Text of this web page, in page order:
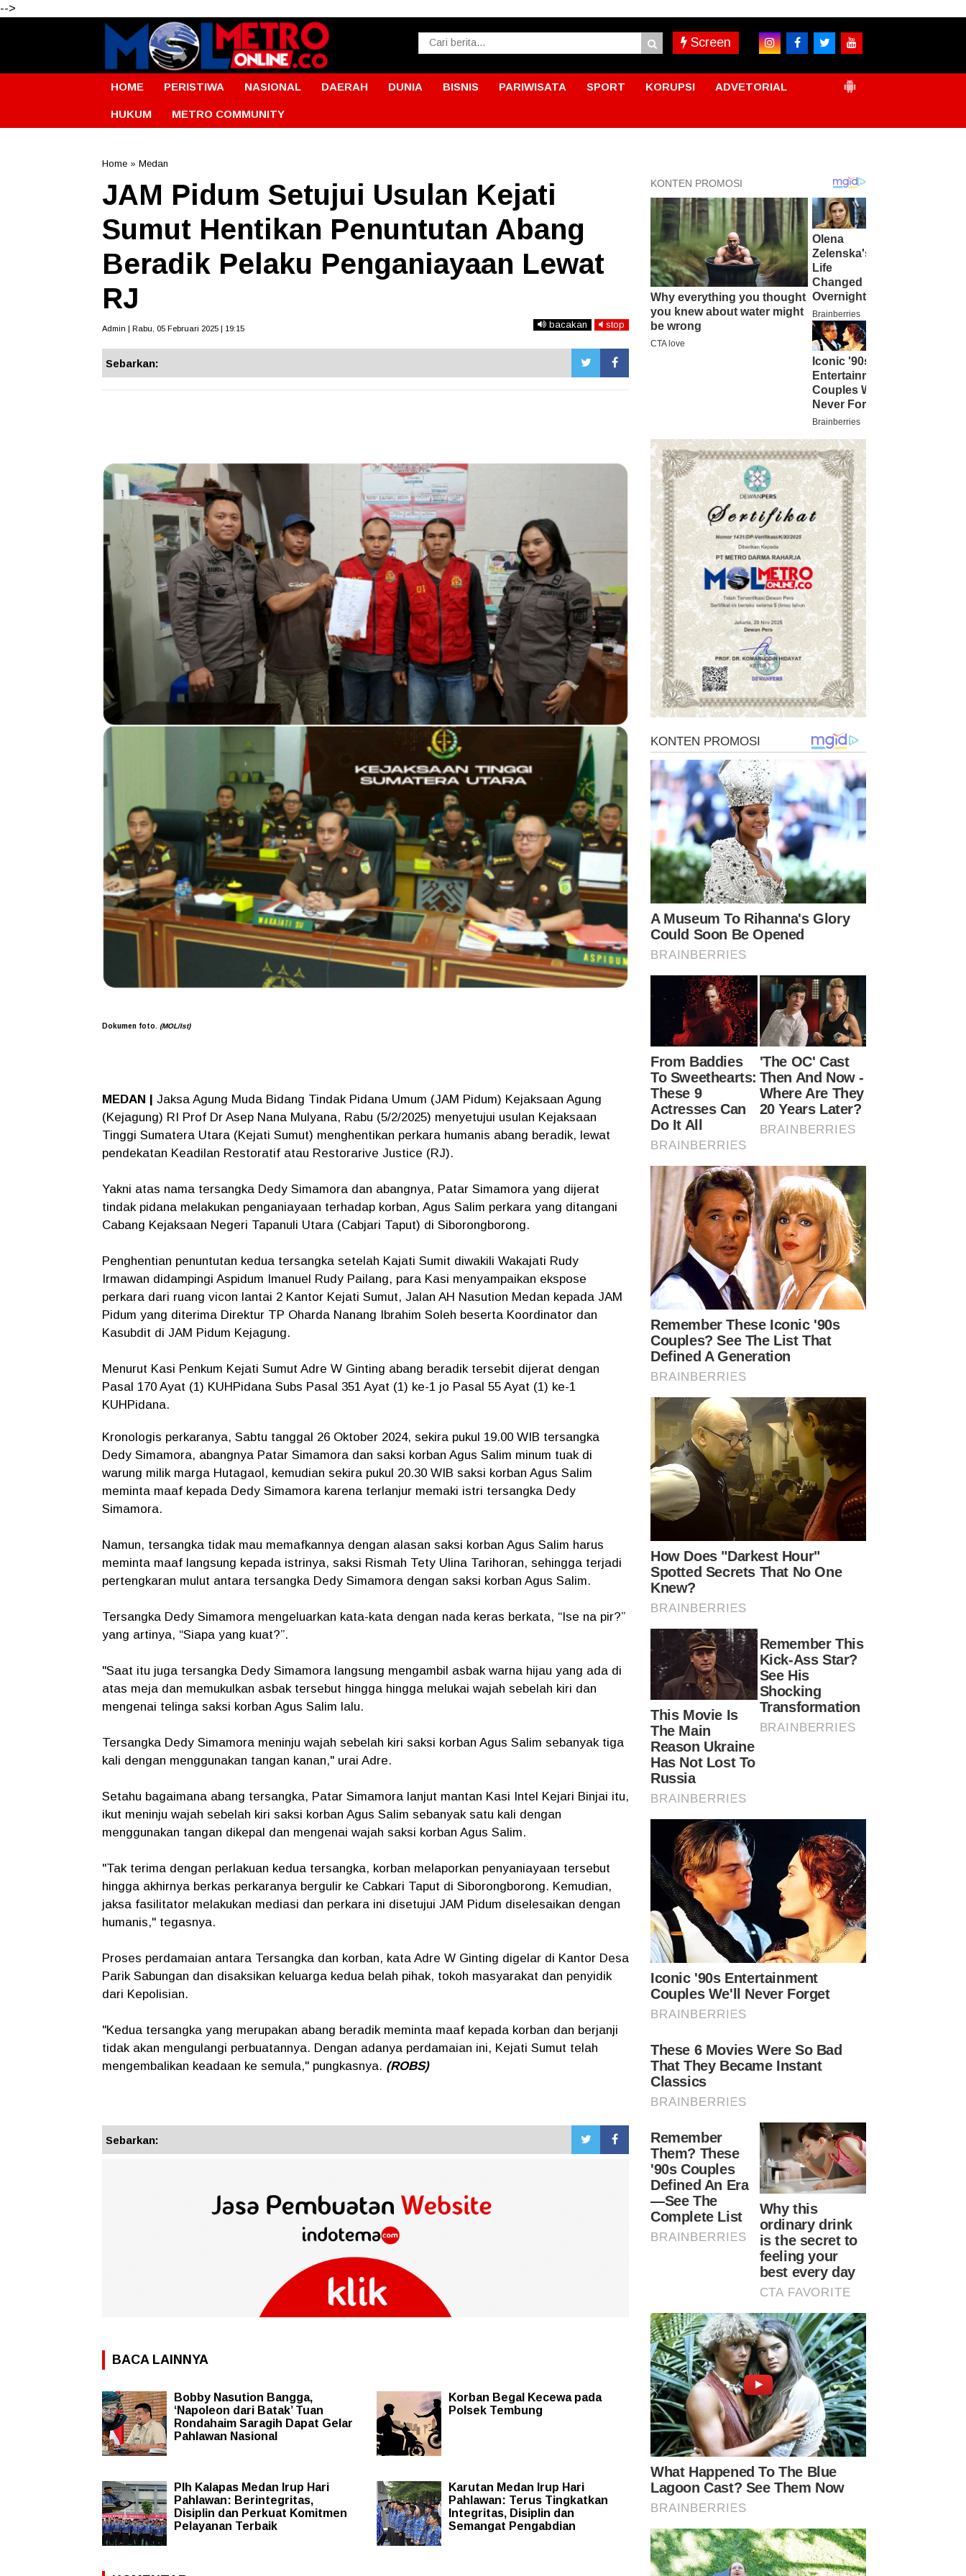
-->
Screen
HOME PERISTIWA NASIONAL DAERAH DUNIA BISNIS PARIWISATA SPORT KORUPSI ADVETORIAL
HUKUM METRO COMMUNITY
Home » Medan
JAM Pidum Setujui Usulan Kejati
Sumut Hentikan Penuntutan Abang
Beradik Pelaku Penganiayaan Lewat
RJ
Admin | Rabu, 05 Februari 2025 | 19:15 bacakan stop
Sebarkan:
Dokumen foto. (MOL/Ist)
MEDAN | Jaksa Agung Muda Bidang Tindak Pidana Umum (JAM Pidum) Kejaksaan Agung
(Kejagung) RI Prof Dr Asep Nana Mulyana, Rabu (5/2/2025) menyetujui usulan Kejaksaan
Tinggi Sumatera Utara (Kejati Sumut) menghentikan perkara humanis abang beradik, lewat
pendekatan Keadilan Restoratif atau Restorarive Justice (RJ).
Yakni atas nama tersangka Dedy Simamora dan abangnya, Patar Simamora yang dijerat
tindak pidana melakukan penganiayaan terhadap korban, Agus Salim perkara yang ditangani
Cabang Kejaksaan Negeri Tapanuli Utara (Cabjari Taput) di Siborongborong.
Penghentian penuntutan kedua tersangka setelah Kajati Sumit diwakili Wakajati Rudy
Irmawan didampingi Aspidum Imanuel Rudy Pailang, para Kasi menyampaikan ekspose
perkara dari ruang vicon lantai 2 Kantor Kejati Sumut, Jalan AH Nasution Medan kepada JAM
Pidum yang diterima Direktur TP Oharda Nanang Ibrahim Soleh beserta Koordinator dan
Kasubdit di JAM Pidum Kejagung.
Menurut Kasi Penkum Kejati Sumut Adre W Ginting abang beradik tersebit dijerat dengan
Pasal 170 Ayat (1) KUHPidana Subs Pasal 351 Ayat (1) ke-1 jo Pasal 55 Ayat (1) ke-1
KUHPidana.
Kronologis perkaranya, Sabtu tanggal 26 Oktober 2024, sekira pukul 19.00 WIB tersangka
Dedy Simamora, abangnya Patar Simamora dan saksi korban Agus Salim minum tuak di
warung milik marga Hutagaol, kemudian sekira pukul 20.30 WIB saksi korban Agus Salim
meminta maaf kepada Dedy Simamora karena terlanjur memaki istri tersangka Dedy
Simamora.
Namun, tersangka tidak mau memafkannya dengan alasan saksi korban Agus Salim harus
meminta maaf langsung kepada istrinya, saksi Rismah Tety Ulina Tarihoran, sehingga terjadi
pertengkaran mulut antara tersangka Dedy Simamora dengan saksi korban Agus Salim.
Tersangka Dedy Simamora mengeluarkan kata-kata dengan nada keras berkata, “Ise na pir?”
yang artinya, “Siapa yang kuat?”.
"Saat itu juga tersangka Dedy Simamora langsung mengambil asbak warna hijau yang ada di
atas meja dan memukulkan asbak tersebut hingga hingga melukai wajah sebelah kiri dan
mengenai telinga saksi korban Agus Salim lalu.
Tersangka Dedy Simamora meninju wajah sebelah kiri saksi korban Agus Salim sebanyak tiga
kali dengan menggunakan tangan kanan," urai Adre.
Setahu bagaimana abang tersangka, Patar Simamora lanjut mantan Kasi Intel Kejari Binjai itu,
ikut meninju wajah sebelah kiri saksi korban Agus Salim sebanyak satu kali dengan
menggunakan tangan dikepal dan mengenai wajah saksi korban Agus Salim.
"Tak terima dengan perlakuan kedua tersangka, korban melaporkan penyaniayaan tersebut
hingga akhirnya berkas perkaranya bergulir ke Cabkari Taput di Siborongborong. Kemudian,
jaksa fasilitator melakukan mediasi dan perkara ini disetujui JAM Pidum diselesaikan dengan
humanis," tegasnya.
Proses perdamaian antara Tersangka dan korban, kata Adre W Ginting digelar di Kantor Desa
Parik Sabungan dan disaksikan keluarga kedua belah pihak, tokoh masyarakat dan penyidik
dari Kepolisian.
"Kedua tersangka yang merupakan abang beradik meminta maaf kepada korban dan berjanji
tidak akan mengulangi perbuatannya. Dengan adanya perdamaian ini, Kejati Sumut telah
mengembalikan keadaan ke semula," pungkasnya. (ROBS)
Sebarkan:
BACA LAINNYA
Bobby Nasution Bangga,
‘Napoleon dari Batak’ Tuan
Rondahaim Saragih Dapat Gelar
Pahlawan Nasional
Korban Begal Kecewa pada
Polsek Tembung
Plh Kalapas Medan Irup Hari
Pahlawan: Berintegritas,
Disiplin dan Perkuat Komitmen
Pelayanan Terbaik
Karutan Medan Irup Hari
Pahlawan: Terus Tingkatkan
Integritas, Disiplin dan
Semangat Pengabdian